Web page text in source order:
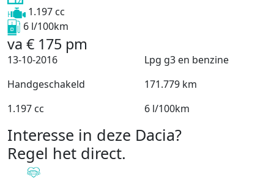
1.197 cc
6 l/100km
va € 175 pm
13-10-2016
Lpg g3 en benzine
Handgeschakeld
171.779 km
1.197 cc
6 l/100km
Interesse in deze Dacia?
Regel het direct.